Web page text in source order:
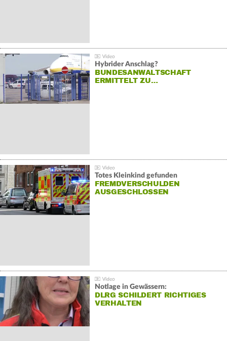
Hybrider Anschlag?
BUNDESANWALTSCHAFT
ERMITTELT ZU…
Totes Kleinkind gefunden
FREMDVERSCHULDEN
AUSGESCHLOSSEN
Notlage in Gewässern:
DLRG SCHILDERT RICHTIGES
VERHALTEN